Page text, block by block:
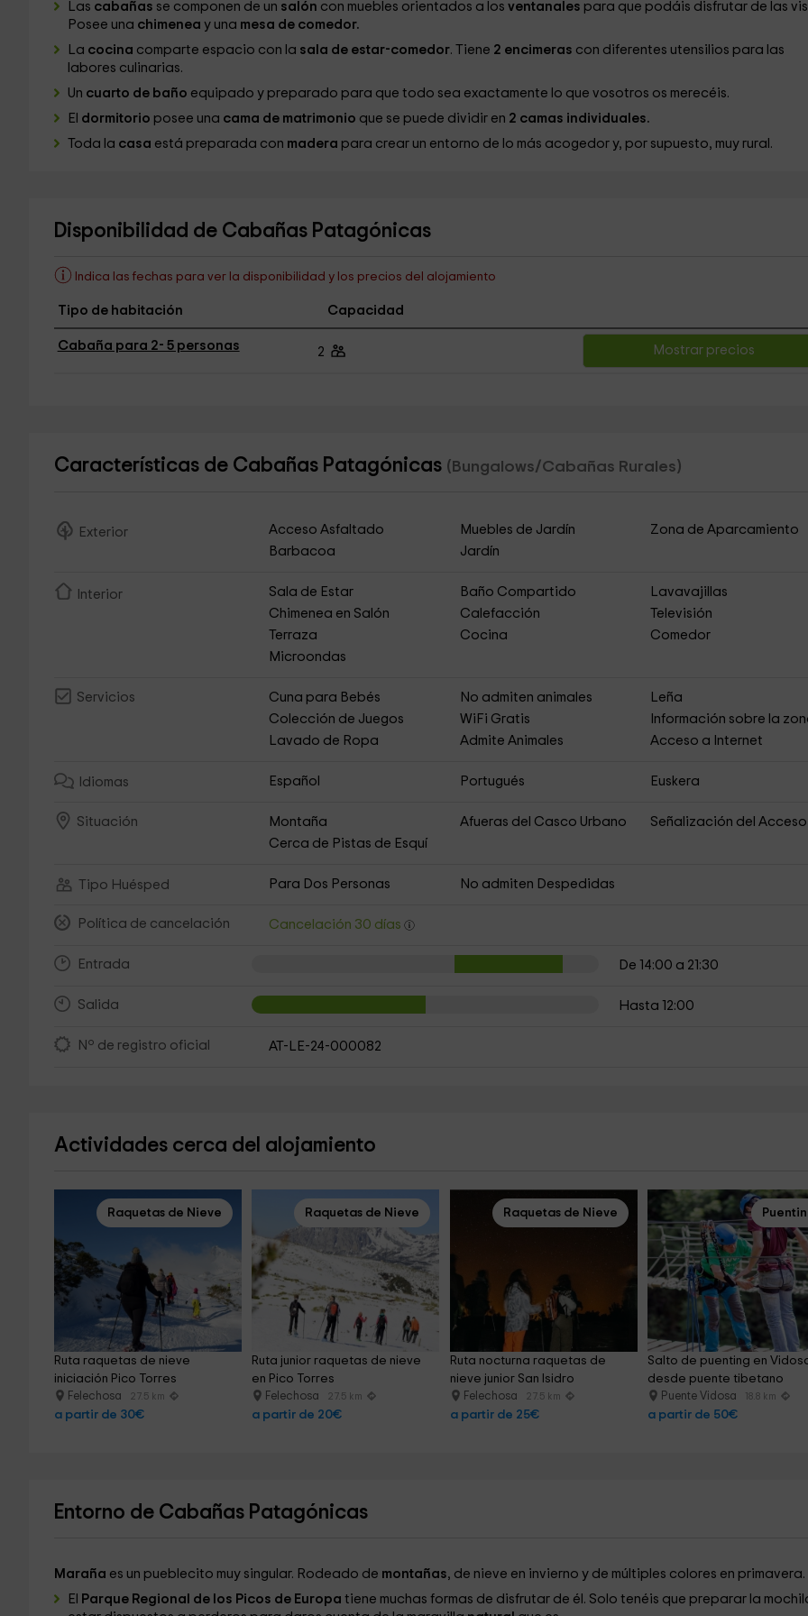
Las cabañas se componen de un salón con muebles orientados a los ventanales para que podáis disfrutar de las
Posee una chimenea y una mesa de comedor.
La cocina comparte espacio con la sala de estar-comedor. Tiene 2 encimeras con diferentes utensilios para las
labores culinarias.
Un cuarto de baño equipado y preparado para que todo sea exactamente lo que vosotros os merecéis.
El dormitorio posee una cama de matrimonio que se puede dividir en 2 camas individuales.
Toda la casa está preparada con madera para crear un entorno de lo más acogedor y, por supuesto, muy rural.
Disponibilidad de Cabañas Patagónicas
Indica las fechas para ver la disponibilidad y los precios del alojamiento
Tipo de habitación Capacidad
Cabaña para 2- 5 personas 2 Mostrar precios
Características de Cabañas Patagónicas (Bungalows/Cabañas Rurales)
Exterior Acceso Asfaltado Muebles de Jardín
Zona de Aparcamiento
Barbacoa
Jardín
Interior Sala de Estar Baño Compartido
Lavavajillas
Chimenea en Salón
Calefacción
Televisión
Terraza
Cocina
Comedor
Microondas
Servicios Cuna para Bebés No admiten animales
Leña
Colección de Juegos
WiFi Gratis
Información sobre la
Lavado de Ropa
Admite Animales Acceso a Internet
Idiomas Español Portugués Euskera
Situación Montaña Afueras del Casco Urbano
Señalización del Acceso
Cerca de Pistas de Esquí
Tipo Huésped Para Dos Personas No admiten Despedidas
Política de cancelación Cancelación 30 días
Entrada De 14:00 a 21:30
Salida Hasta 12:00
Nº de registro oficial AT-LE-24-000082
Actividades cerca del alojamiento
Raquetas de Nieve
Ruta raquetas de nieve
iniciación Pico Torres
Felechosa 27.5 km
a partir de 30€
Raquetas de Nieve
Ruta junior raquetas de nieve
en Pico Torres
Felechosa 27.5 km
a partir de 20€
Raquetas de Nieve
Ruta nocturna raquetas de
nieve junior San Isidro
Felechosa 27.5 km
a partir de 25€
Salto de puenting en
desde puente tibetano
Puente Vidosa 18.8 km
a partir de 50€
Entorno de Cabañas Patagónicas
Maraña es un pueblecito muy singular. Rodeado de montañas, de nieve en invierno y de múltiples colores en primavera.
El
Parque Regional de los Picos de Europa tiene muchas formas de disfrutar de él. Solo tenéis que preparar la